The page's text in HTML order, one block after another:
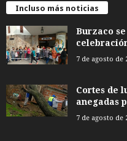
Incluso más noticias
Burzaco
7 de agosto de
Cortes de
anegadas
7 de agosto de